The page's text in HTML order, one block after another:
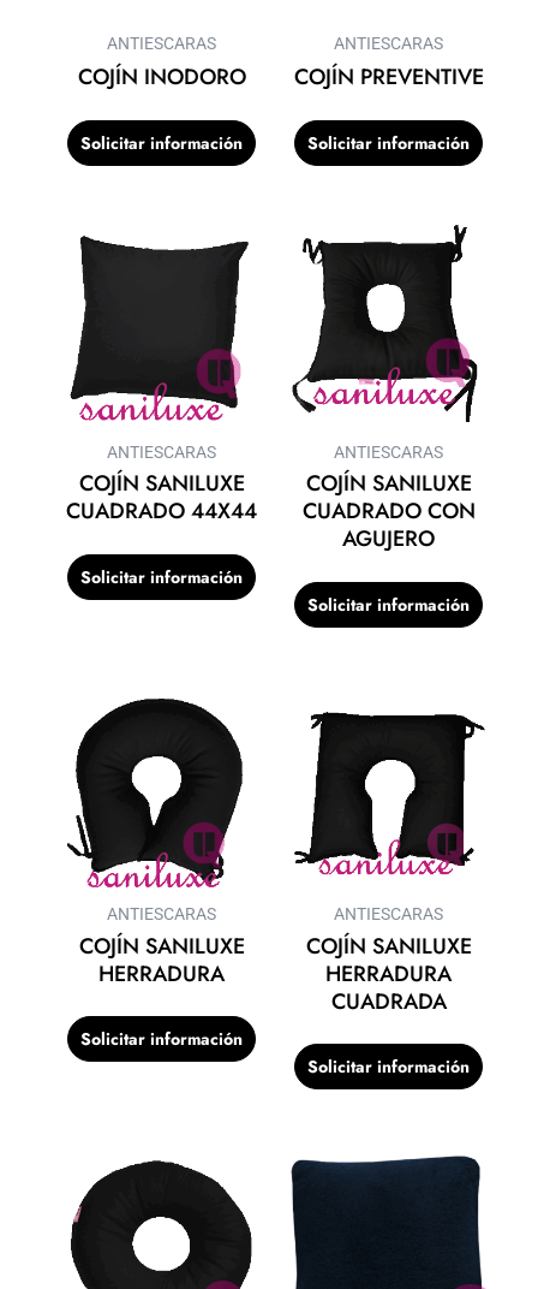
ANTIESCARAS
COJÍN INODORO
Solicitar información
ANTIESCARAS
COJÍN PREVENTIVE
Solicitar información
ANTIESCARAS
COJÍN SANILUXE
CUADRADO 44X44
Solicitar información
ANTIESCARAS
COJÍN SANILUXE
CUADRADO CON
AGUJERO
Solicitar información
ANTIESCARAS
COJÍN SANILUXE
HERRADURA
Solicitar información
ANTIESCARAS
COJÍN SANILUXE
HERRADURA
CUADRADA
Solicitar información